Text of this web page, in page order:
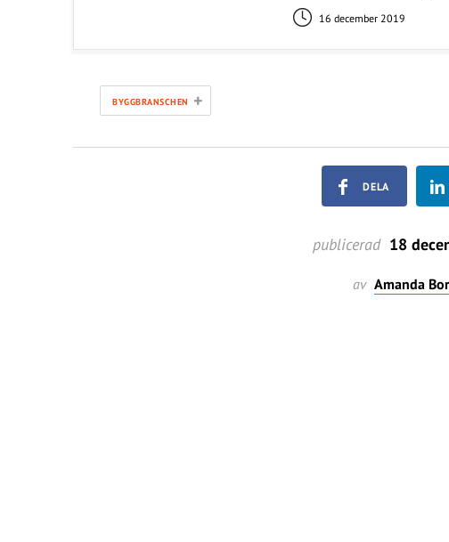
16 december 2019
BYGGBRANSCHEN +
DELA
publicerad 18
av Amanda